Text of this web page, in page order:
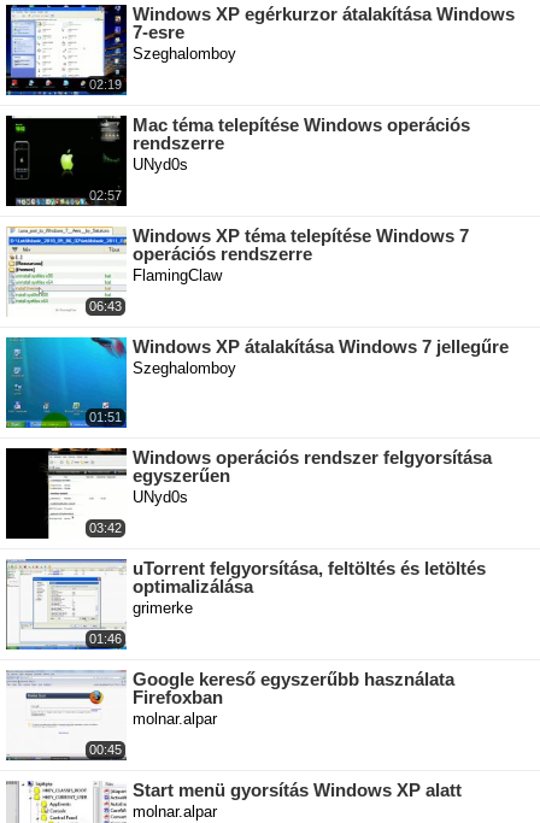
02:19
Windows XP egérkurzor átalakítása Windows
7-esre
Szeghalomboy
02:57
Mac téma telepítése Windows operációs
rendszerre
UNyd0s
06:43
Windows XP téma telepítése Windows 7
operációs rendszerre
FlamingClaw
01:51
Windows XP átalakítása Windows 7 jellegűre
Szeghalomboy
03:42
Windows operációs rendszer felgyorsítása
egyszerűen
UNyd0s
01:46
uTorrent felgyorsítása, feltöltés és letöltés
optimalizálása
grimerke
00:45
Google kereső egyszerűbb használata
Firefoxban
molnar.alpar
Start menü gyorsítás Windows XP alatt
molnar.alpar